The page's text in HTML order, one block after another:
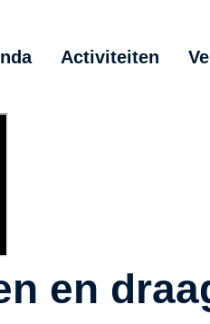
Activiteiten
en